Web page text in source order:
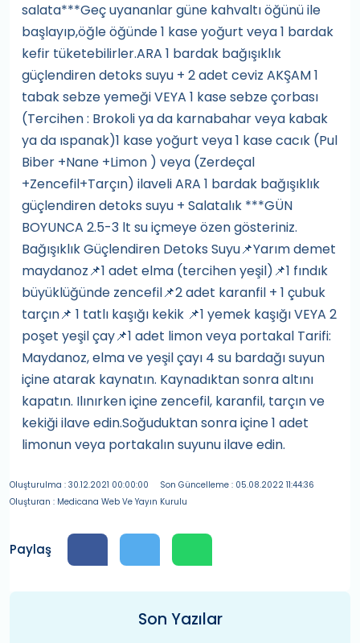
salata***Geç uyananlar güne kahvaltı öğünü ile
başlayıp,öğle öğünde 1 kase yoğurt veya 1 bardak
kefir tüketebilirler.ARA 1 bardak bağışıklık
güçlendiren detoks suyu + 2 adet ceviz AKŞAM 1
tabak sebze yemeği VEYA 1 kase sebze çorbası
(Tercihen : Brokoli ya da karnabahar veya kabak
ya da ıspanak)1 kase yoğurt veya 1 kase cacık (Pul
Biber +Nane +Limon ) veya (Zerdeçal
+Zencefil+Tarçın) ilaveli ARA 1 bardak bağışıklık
güçlendiren detoks suyu + Salatalık ***GÜN
BOYUNCA 2.5-3 lt su içmeye özen gösteriniz.
Bağışıklık Güçlendiren Detoks Suyu📌Yarım demet
maydanoz📌1 adet elma (tercihen yeşil)📌1 fındık
büyüklüğünde zencefil📌2 adet karanfil + 1 çubuk
tarçın📌 1 tatlı kaşığı kekik 📌1 yemek kaşığı VEYA 2
poşet yeşil çay📌1 adet limon veya portakal Tarifi:
Maydanoz, elma ve yeşil çayı 4 su bardağı suyun
içine atarak kaynatın. Kaynadıktan sonra altını
kapatın. Ilınırken içine zencefil, karanfil, tarçın ve
kekiği ilave edin.Soğuduktan sonra içine 1 adet
limonun veya portakalın suyunu ilave edin.
Oluşturulma : 30.12.2021 00:00:00
Son Güncelleme : 05.08.2022 11:44:36
Oluşturan : Medicana Web Ve Yayın Kurulu
Paylaş
Son Yazılar